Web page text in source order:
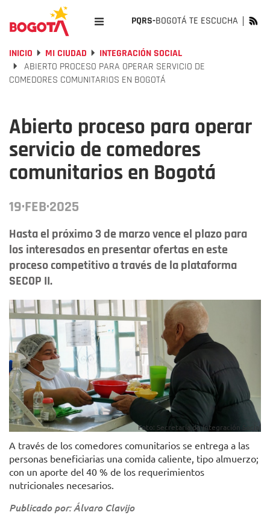
PQRS-BOGOTÁ TE ESCUCHA
INICIO MI CIUDAD
INTEGRACIÓN SOCIAL
ABIERTO PROCESO PARA OPERAR SERVICIO DE
COMEDORES COMUNITARIOS EN BOGOTÁ
Abierto proceso para operar
servicio de comedores
comunitarios en Bogotá
19·FEB·2025
Hasta el próximo 3 de marzo vence el plazo para
los interesados en presentar ofertas en este
proceso competitivo a través de la plataforma
SECOP II.
Foto: Secretaría de Integración Social
A través de los comedores comunitarios se entrega a las
personas beneficiarias una comida caliente, tipo almuerzo;
con un aporte del 40 % de los requerimientos
nutricionales necesarios.
Publicado por: Álvaro Clavijo